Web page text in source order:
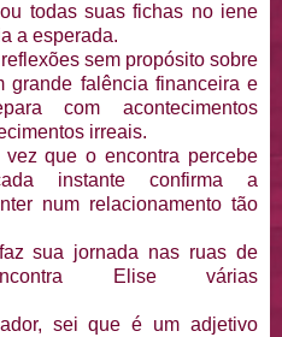
todas suas fichas no iene
a esperada.
sem propósito sobre
grande falência financeira e
com acontecimentos
irreais.
que o encontra percebe
instante confirma a
num relacionamento tão
sua jornada nas ruas de
Elise várias
sei que é um adjetivo